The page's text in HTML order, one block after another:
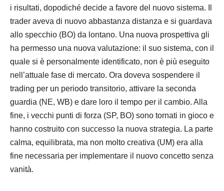
i risultati, dopodiché decide a favore del nuovo sistema. Il
trader aveva di nuovo abbastanza distanza e si guardava
allo specchio (BO) da lontano. Una nuova prospettiva gli
ha permesso una nuova valutazione: il suo sistema, con il
quale si è personalmente identificato, non è più eseguito
nell’attuale fase di mercato. Ora doveva sospendere il
trading per un periodo transitorio, attivare la seconda
guardia (NE, WB) e dare loro il tempo per il cambio. Alla
fine, i vecchi punti di forza (SP, BO) sono tornati in gioco e
hanno costruito con successo la nuova strategia. La parte
calma, equilibrata, ma non molto creativa (UM) era alla
fine necessaria per implementare il nuovo concetto senza
vanità.